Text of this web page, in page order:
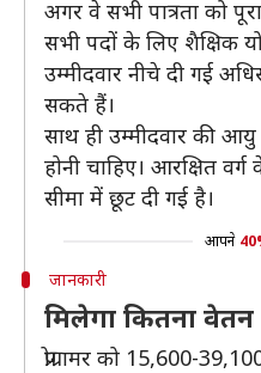
अगर वे सभी पात्रता को
सभी पदों के लिए शैक्षिक
उम्मीदवार नीचे दी गई
सकते हैं।
साथ ही उम्मीदवार की
होनी चाहिए। आरक्षित
सीमा में छूट दी गई है।
आपने
जानकारी
मिलेगा कितना वेतन
प्रोग्रामर को 15,600-